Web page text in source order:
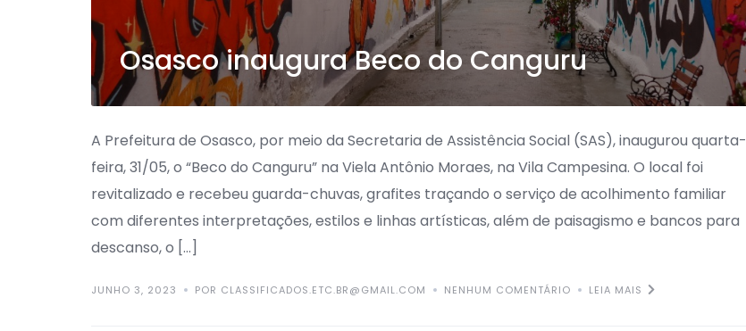
Osasco inaugura Beco do Canguru
A Prefeitura de Osasco, por meio da Secretaria de Assistência Social (SAS), inaugurou quarta-
feira, 31/05, o “Beco do Canguru” na Viela Antônio Moraes, na Vila Campesina. O local foi
revitalizado e recebeu guarda-chuvas, grafites traçando o serviço de acolhimento familiar
com diferentes interpretações, estilos e linhas artísticas, além de paisagismo e bancos para
descanso, o […]
JUNHO 3, 2023 POR CLASSIFICADOS.ETC.BR@GMAIL.COM NENHUM COMENTÁRIO LEIA MAIS